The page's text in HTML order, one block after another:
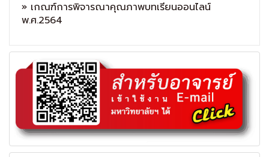
» เกณฑ์การพิจารณาคุณภาพบทเรียนออนไลน์
พ.ศ.2564